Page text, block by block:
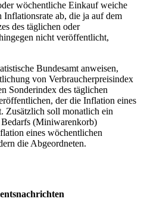
wöchentliche Einkauf weiche
ab, die ja auf dem
des täglichen oder
nicht veröffentlicht,
Bundesamt anweisen,
von Verbraucherpreisindex
Sonderindex des täglichen
der die Inflation eines
Zusätzlich soll monatlich ein
(Miniwarenkorb)
eines wöchentlichen
die Abgeordneten.